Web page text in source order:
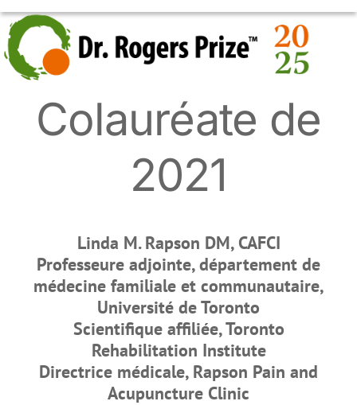
Skip
to
content
OPEN
MOBILE
MENU
CLOSE
MOBILE
MENU
Colauréate de
2021
Linda M. Rapson DM, CAFCI
Professeure adjointe, département de
médecine familiale et communautaire,
Université de Toronto
Scientifique affiliée, Toronto
Rehabilitation Institute
Directrice médicale, Rapson Pain and
Acupuncture Clinic